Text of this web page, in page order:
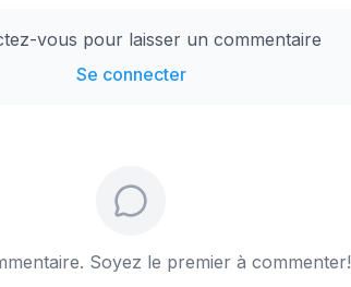
vous pour laisser un commentaire
Se connecter
Soyez le premier à commenter!